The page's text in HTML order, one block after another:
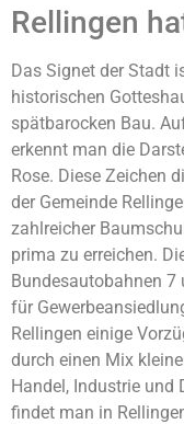
Rellingen
Das Signet der Stadt
historischen
spätbarocken Bau.
erkennt man die
Rose. Diese Zeichen
der Gemeinde
zahlreicher
prima zu erreichen.
Bundesautobahnen 7
für
Rellingen einige
durch einen Mix
Handel, Industrie und
findet man in